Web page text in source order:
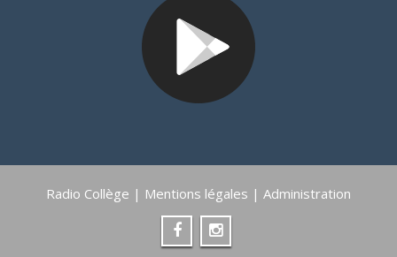
Radio Collège | Mentions légales | Administration